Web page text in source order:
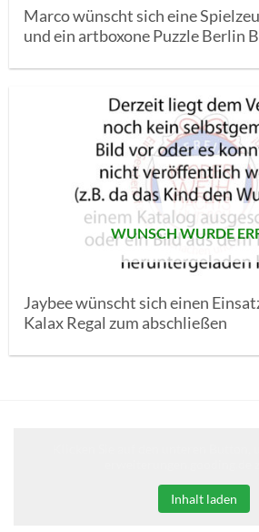
Marco wünscht sich eine
und ein artboxone Puzzle Berlin
WUNSCH WURDE
Jaybee wünscht sich einen
Kalax Regal zum abschließen
Inhalt laden